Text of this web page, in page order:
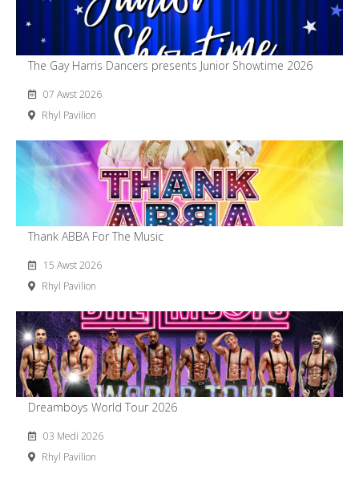
The Gay Harris Dancers presents Junior Showtime 2026
07 Awst 2026
Rhyl Pavilion
Thank ABBA For The Music
15 Awst 2026
Rhyl Pavilion
Dreamboys World Tour 2026
03 Medi 2026
Rhyl Pavilion